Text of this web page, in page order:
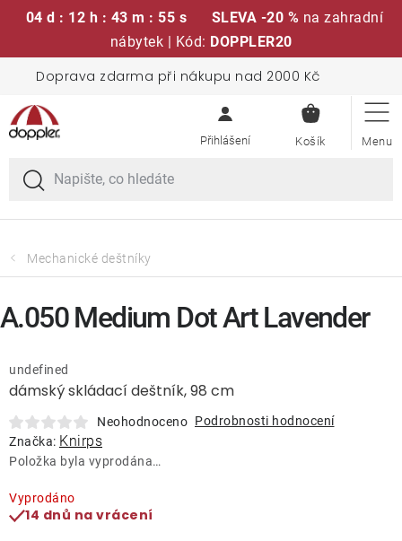
04 d : 12 h : 43 m : 55 s SLEVA -20 % na zahradní
nábytek | Kód: DOPPLER20
obsah
Doprava zdarma při nákupu nad 2000 Kč
KOŠÍK
Sedací soupravy
Slunečníky
Křesla a židle
Doplňky
Deštníky
Mechanické deštníky
dámský skládací deštník, 98 cm
undefined
Neohodnoceno Podrobnosti hodnocení
Značka: Knirps
Položka byla vyprodána…
Vyprodáno
14 dnů na vrácení
A.050 Medium Dot Art Lavender